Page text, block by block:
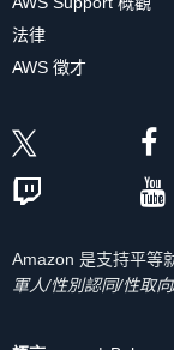
法律
AWS 徵才
Amazon 是支持平等
軍人/性別認同/性取